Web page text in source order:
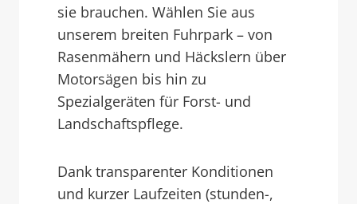
sie brauchen. Wählen Sie aus
unserem breiten Fuhrpark – von
Rasenmähern und Häckslern über
Motorsägen bis hin zu
Spezialgeräten für Forst- und
Landschaftspflege.
Dank transparenter Konditionen
und kurzer Laufzeiten (stunden-,